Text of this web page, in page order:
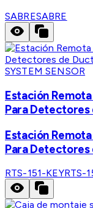
SABRESABRE
SYSTEM SENSOR
Estación
Para Detectores
Estación
Para Detectores
RTS-151-KEYRTS-